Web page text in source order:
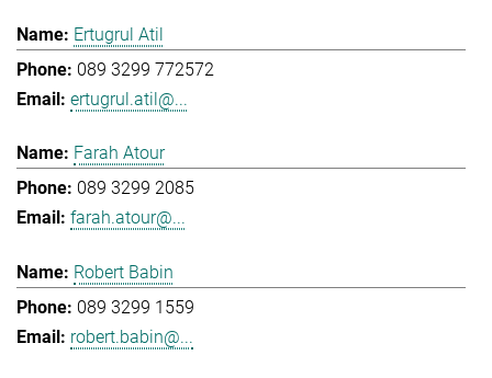
Ertugrul Atil
089 3299 772572
ertugrul.atil@...
Farah Atour
089 3299 2085
farah.atour@...
Robert Babin
089 3299 1559
robert.babin@...